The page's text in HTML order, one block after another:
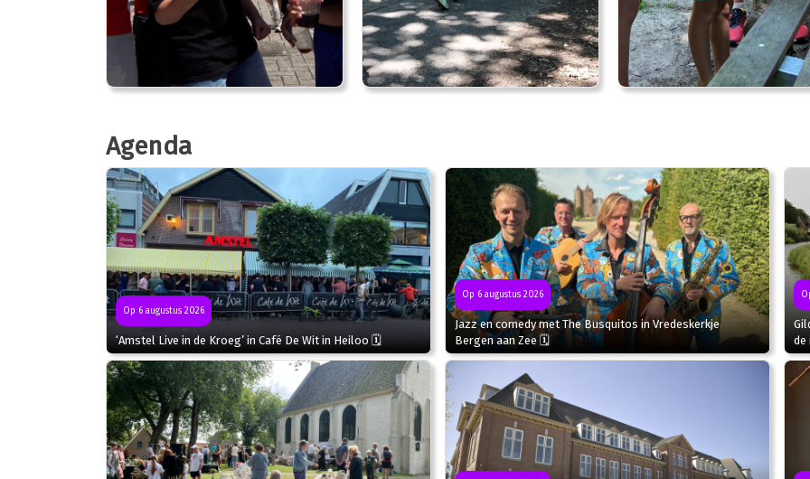
Agenda
Op 6 augustus 2026
‘Amstel Live in de Kroeg’ in Café De Wit in Heiloo 🗓
Op 6 augustus 2026
Jazz en comedy met The Busquitos in Vredeskerkje
Bergen aan Zee 🗓
de